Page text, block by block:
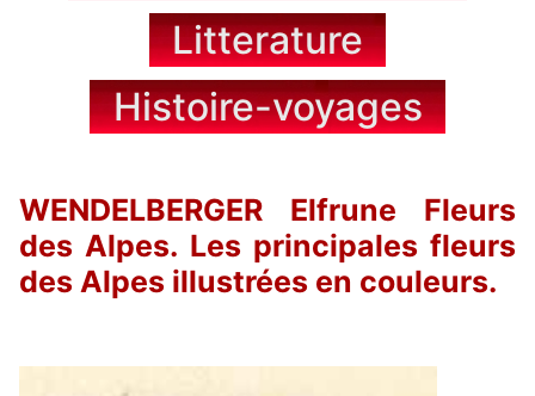
Litterature
Histoire-voyages
WENDELBERGER Elfrune Fleurs
des Alpes. Les principales fleurs
des Alpes illustrées en couleurs.